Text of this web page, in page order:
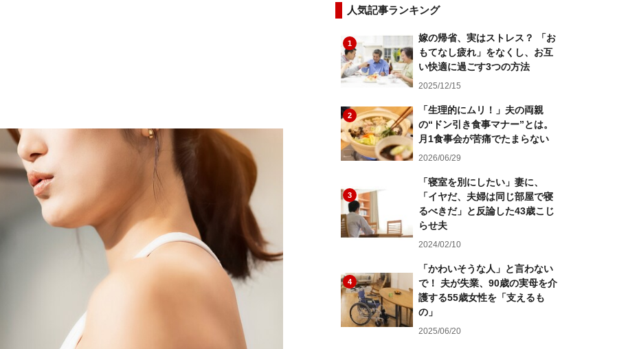
人気記事ランキング
1
嫁の帰省、実はストレス？ 「お
もてなし疲れ」をなくし、お互
い快適に過ごす3つの方法
2025/12/15
2
「生理的にムリ！」夫の両親
の“ドン引き食事マナー”とは。
月1食事会が苦痛でたまらない
2026/06/29
3
「寝室を別にしたい」妻に、
「イヤだ、夫婦は同じ部屋で寝
るべきだ」と反論した43歳こじ
らせ夫
2024/02/10
4
「かわいそうな人」と言わない
で！ 夫が失業、90歳の実母を介
護する55歳女性を「支えるも
の」
2025/06/20